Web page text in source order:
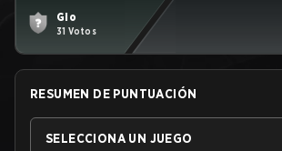
Gio
31 Votos
RESUMEN DE PUNTUACIÓN
SELECCIONA UN JUEGO